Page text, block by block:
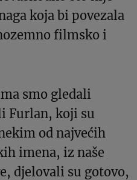
koja bi povezala
filmsko i
smo gledali
Furlan, koji su
od najvećih
imena, iz naše
djelovali su gotovo,